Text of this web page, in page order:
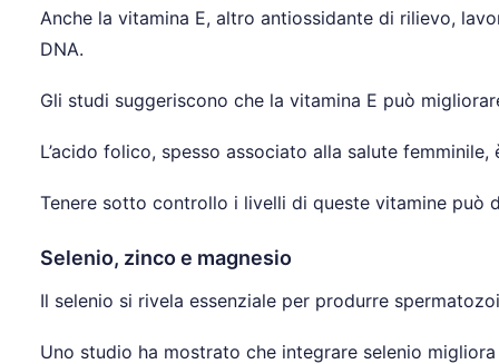
Anche la vitamina E, altro antiossidante di rilievo,
DNA.
Gli studi suggeriscono che la vitamina E può
L’acido folico, spesso associato alla salute
Tenere sotto controllo i livelli di queste vitamine può
Selenio, zinco e magnesio
Il selenio si rivela essenziale per produrre
Uno studio ha mostrato che integrare selenio